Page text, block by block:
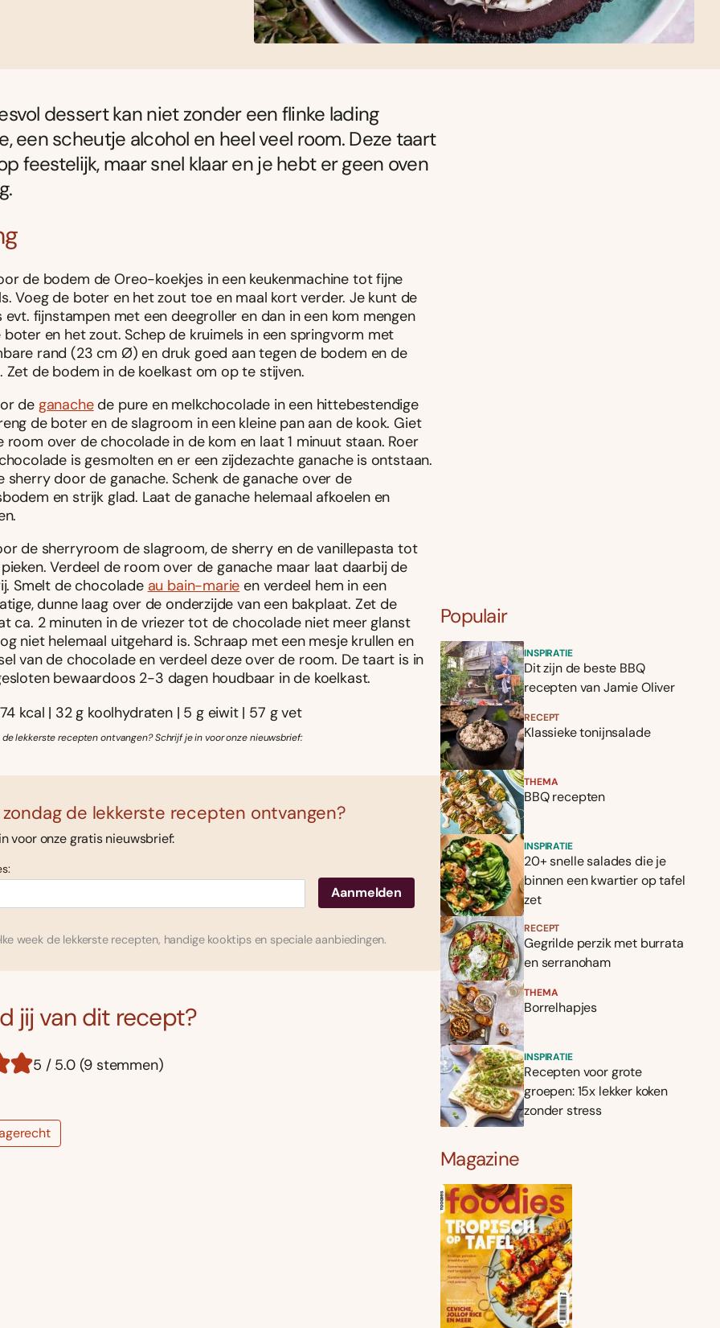
dessert kan niet zonder een flinke lading
een scheutje alcohol en heel veel room. Deze taart
feestelijk, maar snel klaar en je hebt er geen oven
de bodem de Oreo-koekjes in een keukenmachine tot fijne
Voeg de boter en het zout toe en maal kort verder. Je kunt de
evt. fijnstampen met een deegroller en dan in een kom mengen
en het zout. Schep de kruimels in een springvorm met
rand (23 cm Ø) en druk goed aan tegen de bodem en de
Zet de bodem in de koelkast om op te stijven.
de ganachede pure en melkchocolade in een hittebestendige
de boter en de slagroom in een kleine pan aan de kook. Giet
room over de chocolade in de kom en laat 1 minuut staan. Roer
is gesmolten en er een zijdezachte ganache is ontstaan.
sherry door de ganache. Schenk de ganache over de
en strijk glad. Laat de ganache helemaal afkoelen en
de sherryroom de slagroom, de sherry en de vanillepasta tot
Verdeel de room over de ganache maar laat daarbij de
Smelt de chocolade au bain-marie en verdeel hem in een
dunne laag over de onderzijde van een bakplaat. Zet de
ca. 2 minuten in de vriezer tot de chocolade niet meer glanst
niet helemaal uitgehard is. Schraap met een mesje krullen en
van de chocolade en verdeel deze over de room. De taart is in
bewaardoos 2-3 dagen houdbaar in de koelkast.
kcal | 32 g koolhydraten | 5 g eiwit | 57 g vet
lekkerste recepten ontvangen? Schrijf je in voor onze nieuwsbrief:
de lekkerste recepten ontvangen?
voor onze gratis nieuwsbrief:
week de lekkerste recepten, handige kooktips en speciale aanbiedingen.
jij van dit recept?
5 / 5.0 (9 stemmen)
Populair
INSPIRATIE
Dit zijn de beste BBQ
recepten van Jamie Oliver
RECEPT
Klassieke tonijnsalade
THEMA
BBQ recepten
INSPIRATIE
20+ snelle salades die je
binnen een kwartier op tafel
zet
RECEPT
Gegrilde perzik met burrata
en serranoham
THEMA
Borrelhapjes
INSPIRATIE
Recepten voor grote
groepen: 15x lekker koken
zonder stress
Magazine